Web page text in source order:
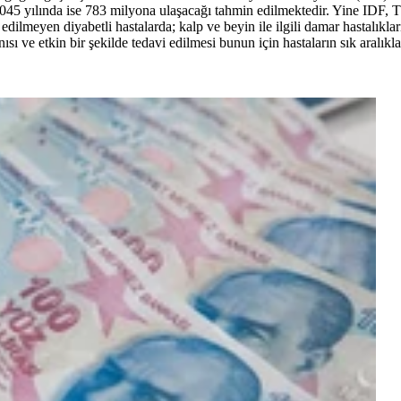
yılında ise 783 milyona ulaşacağı tahmin edilmektedir. Yine
diyabetli hastalarda; kalp ve beyin ile ilgili damar
ve etkin bir şekilde tedavi edilmesi bunun için hastaların sık